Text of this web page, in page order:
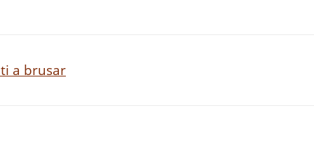
a brusar